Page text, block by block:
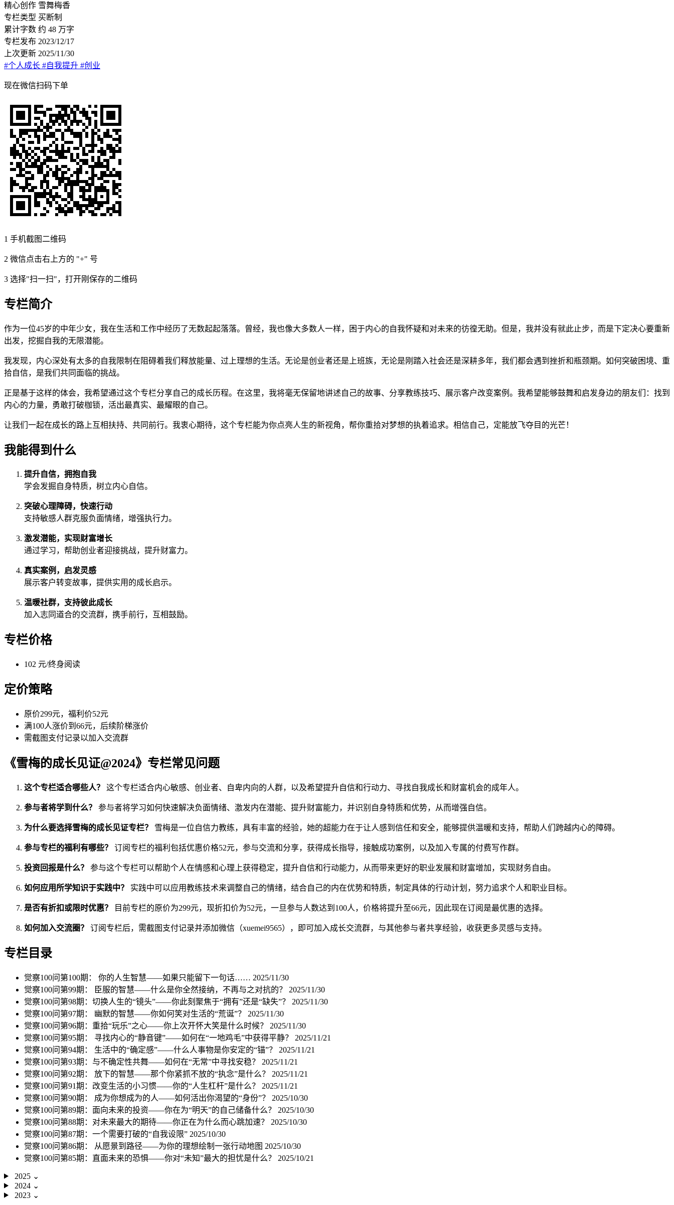
精心创作 雪舞梅香
专栏类型 买断制
累计字数 约 48 万字
专栏发布 2023/12/17
上次更新 2025/11/30
#个人成长 #自我提升 #创业
现在微信扫码下单
1 手机截图二维码
2 微信点击右上方的 "+" 号
3 选择"扫一扫"，打开刚保存的二维码
专栏简介
作为一位45岁的中年少女，我在生活和工作中经历了无数起起落落。曾经，我也像大多数人一样，困于内心的自我怀疑和对未来的彷徨无助。但是，我并没有就此止步，而是下定决心要重新
出发，挖掘自我的无限潜能。
我发现，内心深处有太多的自我限制在阻碍着我们释放能量、过上理想的生活。无论是创业者还是上班族，无论是刚踏入社会还是深耕多年，我们都会遇到挫折和瓶颈期。如何突破困境、重
拾自信，是我们共同面临的挑战。
正是基于这样的体会，我希望通过这个专栏分享自己的成长历程。在这里，我将毫无保留地讲述自己的故事、分享教练技巧、展示客户改变案例。我希望能够鼓舞和启发身边的朋友们：找到
内心的力量，勇敢打破枷锁，活出最真实、最耀眼的自己。
让我们一起在成长的路上互相扶持、共同前行。我衷心期待，这个专栏能为你点亮人生的新视角，帮你重拾对梦想的执着追求。相信自己，定能放飞夺目的光芒！
我能得到什么
提升自信，拥抱自我
学会发掘自身特质，树立内心自信。
突破心理障碍，快速行动
支持敏感人群克服负面情绪，增强执行力。
激发潜能，实现财富增长
通过学习，帮助创业者迎接挑战，提升财富力。
真实案例，启发灵感
展示客户转变故事，提供实用的成长启示。
温暖社群，支持彼此成长
加入志同道合的交流群，携手前行，互相鼓励。
专栏价格
102 元/终身阅读
定价策略
原价299元，福利价52元
满100人涨价到66元，后续阶梯涨价
需截图支付记录以加入交流群
《雪梅的成长见证@2024》专栏常见问题
这个专栏适合哪些人？ 这个专栏适合内心敏感、创业者、自卑内向的人群，以及希望提升自信和行动力、寻找自我成长和财富机会的成年人。
参与者将学到什么？ 参与者将学习如何快速解决负面情绪、激发内在潜能、提升财富能力，并识别自身特质和优势，从而增强自信。
为什么要选择雪梅的成长见证专栏？ 雪梅是一位自信力教练，具有丰富的经验，她的超能力在于让人感到信任和安全，能够提供温暖和支持，帮助人们跨越内心的障碍。
参与专栏的福利有哪些？ 订阅专栏的福利包括优惠价格52元，参与交流和分享，获得成长指导，接触成功案例，以及加入专属的付费写作群。
投资回报是什么？ 参与这个专栏可以帮助个人在情感和心理上获得稳定，提升自信和行动能力，从而带来更好的职业发展和财富增加，实现财务自由。
如何应用所学知识于实践中？ 实践中可以应用教练技术来调整自己的情绪，结合自己的内在优势和特质，制定具体的行动计划，努力追求个人和职业目标。
是否有折扣或限时优惠？ 目前专栏的原价为299元，现折扣价为52元，一旦参与人数达到100人，价格将提升至66元，因此现在订阅是最优惠的选择。
如何加入交流圈？ 订阅专栏后，需截图支付记录并添加微信（xuemei9565），即可加入成长交流群，与其他参与者共享经验，收获更多灵感与支持。
专栏目录
觉察100问第100期： 你的人生智慧——如果只能留下一句话…… 2025/11/30
觉察100问第99期： 臣服的智慧——什么是你全然接纳，不再与之对抗的？ 2025/11/30
觉察100问第98期：切换人生的“镜头”——你此刻聚焦于“拥有”还是“缺失”？ 2025/11/30
觉察100问第97期： 幽默的智慧——你如何笑对生活的“荒诞”？ 2025/11/30
觉察100问第96期：重拾“玩乐”之心——你上次开怀大笑是什么时候？ 2025/11/30
觉察100问第95期： 寻找内心的“静音键”——如何在“一地鸡毛”中获得平静？ 2025/11/21
觉察100问第94期： 生活中的“确定感”——什么人事物是你安定的“锚”？ 2025/11/21
觉察100问第93期：与不确定性共舞——如何在“无常”中寻找安稳？ 2025/11/21
觉察100问第92期： 放下的智慧——那个你紧抓不放的“执念”是什么？ 2025/11/21
觉察100问第91期：改变生活的小习惯——你的“人生杠杆”是什么？ 2025/11/21
觉察100问第90期： 成为你想成为的人——如何活出你渴望的“身份”？ 2025/10/30
觉察100问第89期：面向未来的投资——你在为“明天”的自己储备什么？ 2025/10/30
觉察100问第88期：对未来最大的期待——你正在为什么而心跳加速？ 2025/10/30
觉察100问第87期：一个需要打破的“自我设限” 2025/10/30
觉察100问第86期： 从愿景到路径——为你的理想绘制一张行动地图 2025/10/30
觉察100问第85期：直面未来的恐惧——你对“未知”最大的担忧是什么？ 2025/10/21
2025 ⌄
2024 ⌄
2023 ⌄